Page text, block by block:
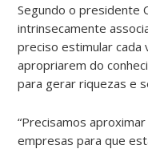
Segundo o presidente
intrinsecamente
preciso estimular cada
apropriarem do
para gerar riquezas e
“Precisamos
empresas para que